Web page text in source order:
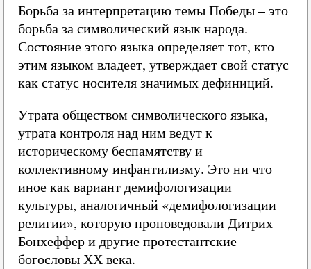
Борьба за интерпретацию темы Победы – это
борьба за символический язык народа.
Состояние этого языка определяет тот, кто
этим языком владеет, утверждает свой статус
как статус носителя значимых дефиниций.
Утрата обществом символического языка,
утрата контроля над ним ведут к
историческому беспамятству и
коллективному инфантилизму. Это ни что
иное как вариант демифологизации
культуры, аналогичный «демифологизации
религии», которую проповедовали Дитрих
Бонхеффер и другие протестантские
богословы ХХ века.